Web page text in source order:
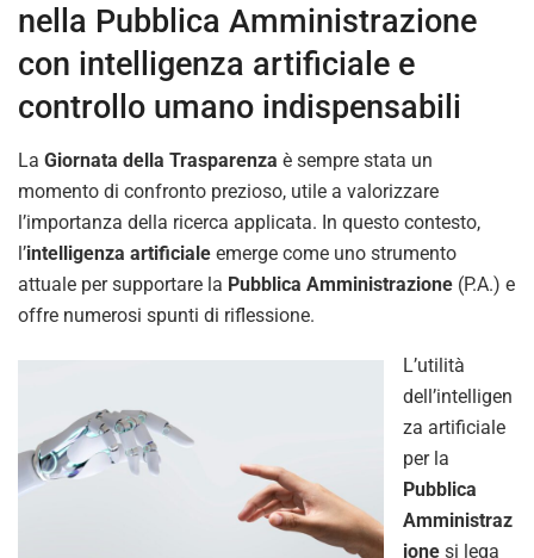
nella Pubblica Amministrazione
con intelligenza artificiale e
controllo umano indispensabili
La Giornata della Trasparenza è sempre stata un
momento di confronto prezioso, utile a valorizzare
l’importanza della ricerca applicata. In questo contesto,
l’intelligenza artificiale emerge come uno strumento
attuale per supportare la Pubblica Amministrazione (P.A.) e
offre numerosi spunti di riflessione.
L’utilità
dell’intelligen
za artificiale
per la
Pubblica
Amministraz
ione si lega